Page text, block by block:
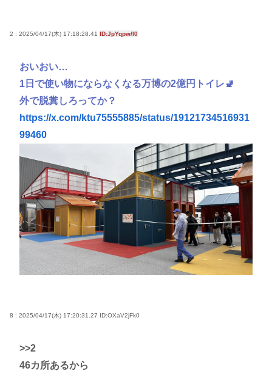
【皇室】 宮内庁長官実力行使 愛子天皇実現へ！
【朗報】佐倉綾音さん（32）、自分のシコポイント
に気づいてしまうwww
倉持由香、息子の「自閉スペクトラム症」診断にシ
ョックで涙… 見逃していた乳幼児期のサインとは
脳の手術で正常な脳を摘出
Powered by livedoor 相互RSS
2 : 2025/04/17(木) 17:18:28.41 ID:JpYqpw/l0
おいおい…
1日で使い物にならなくなる万博の2億円トイレ🚽
外で脱糞しろってか？
https://x.com/ktu75555885/status/19121734516931
99460
8 : 2025/04/17(木) 17:20:31.27 ID:OXaV2jFk0
>>2
46カ所あるから